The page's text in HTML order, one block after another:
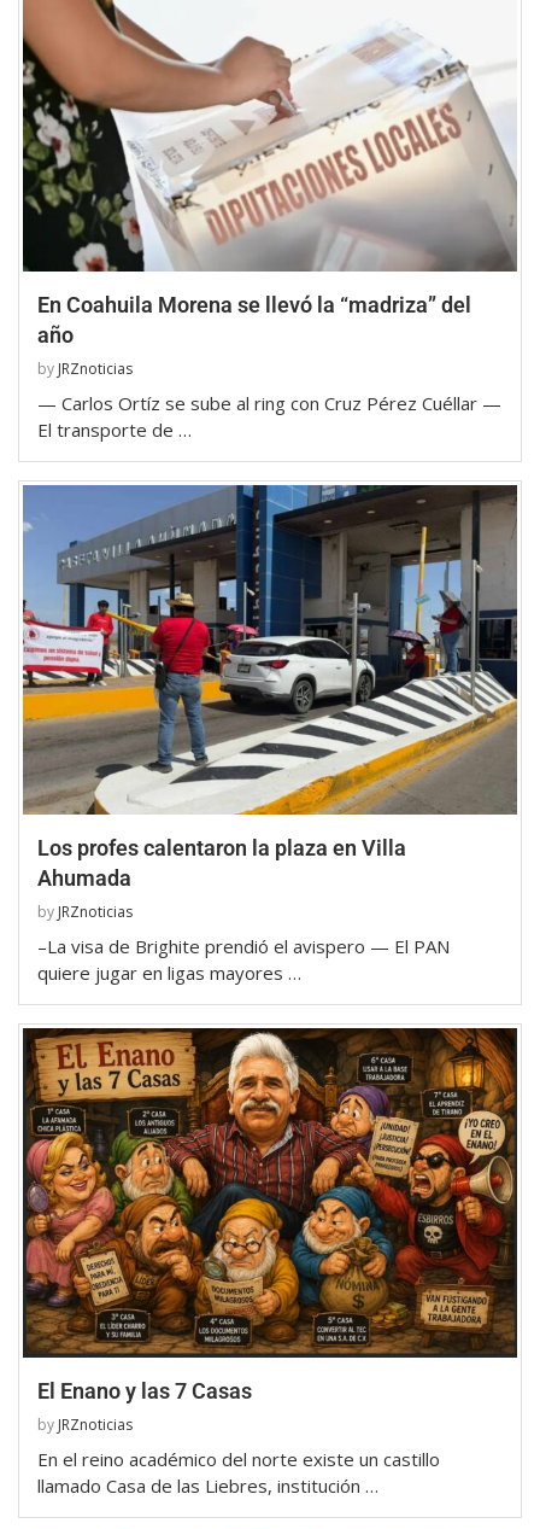
En Coahuila Morena se llevó la “madriza” del
año
by JRZnoticias
— Carlos Ortíz se sube al ring con Cruz Pérez Cuéllar —
El transporte de …
Los profes calentaron la plaza en Villa
Ahumada
by JRZnoticias
–La visa de Brighite prendió el avispero — El PAN
quiere jugar en ligas mayores …
El Enano y las 7 Casas
by JRZnoticias
En el reino académico del norte existe un castillo
llamado Casa de las Liebres, institución …